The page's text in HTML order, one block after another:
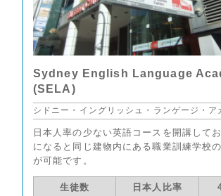
Sydney English Language
(SELA)
シドニー・イングリッシュ・ランゲージ・ア
日本人率の少ない英語コースを開講して
になると同じ建物内にある職業訓練学校
が可能です。
生徒数 日本人比率